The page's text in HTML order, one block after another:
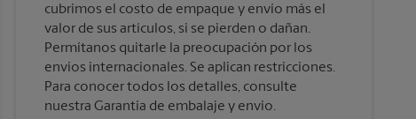
cubrimos el costo de empaque y envío más el
valor de sus artículos, si se pierden o dañan.
Permítanos quitarle la preocupación por los
envíos internacionales. Se aplican restricciones.
Para conocer todos los detalles, consulte
nuestra Garantía de embalaje y envío.